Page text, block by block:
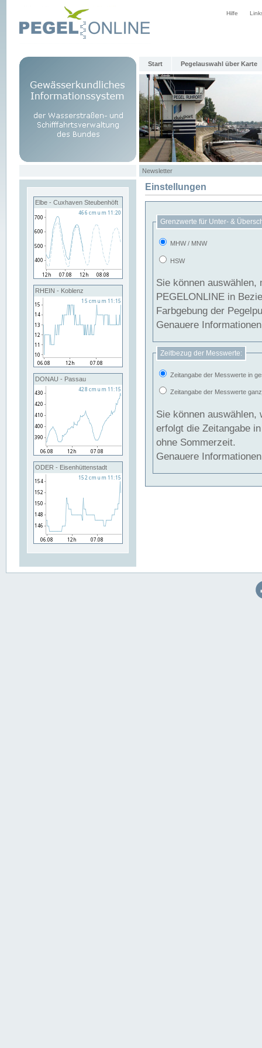
Hilfe
Start Pegelauswahl über Karte
Newsletter
Elbe - Cuxhaven Steubenhöft
RHEIN - Koblenz
DONAU - Passau
ODER - Eisenhüttenstadt
Einstellungen
Grenzwerte für Unter- &
MHW / MNW
HSW
Sie können
PEGELONLINE in Beziehung
Farbgebung der
Genauere
Zeitbezug der Messwerte:
Zeitangabe der Messwerte in
Zeitangabe der Messwerte
Sie können auswählen,
erfolgt die Zeitangabe
ohne Sommerzeit.
Genauere